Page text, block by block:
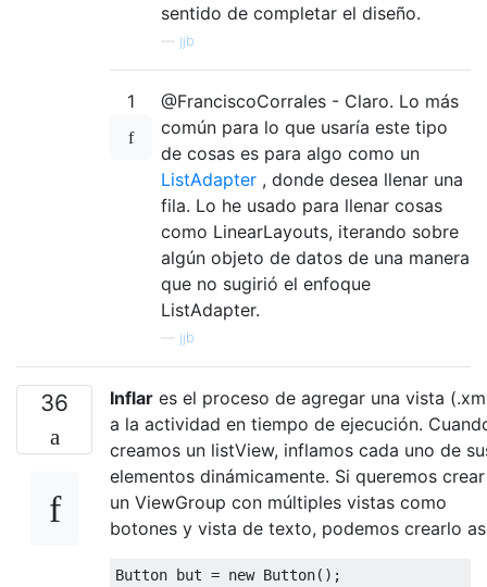
sentido de completar el diseño.
jjb
1
@FranciscoCorrales - Claro. Lo más
común para lo que usaría este tipo
de cosas es para algo como un
ListAdapter , donde desea llenar una
fila. Lo he usado para llenar cosas
como LinearLayouts, iterando sobre
algún objeto de datos de una manera
que no sugirió el enfoque
ListAdapter.
jjb
36 Inflar es el proceso de agregar una vista
a la actividad en tiempo de ejecución.
creamos un listView, inflamos cada uno de
elementos dinámicamente. Si queremos crear
un ViewGroup con múltiples vistas como
botones y vista de texto, podemos crearlo
Button but = new Button();